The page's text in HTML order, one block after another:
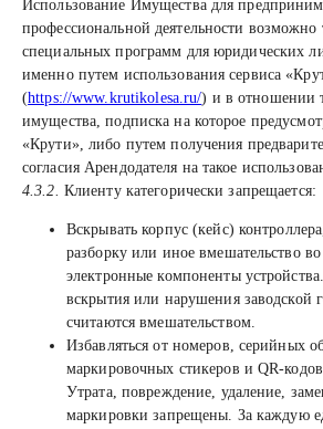
Использование Имущества для
профессиональной деятельности возможно
специальных программ для юридических
именно путем использования сервиса
(https://www.krutikolesa.ru/) и в отношении
имущества, подписка на которое
«Крути», либо путем получения
согласия Арендодателя на такое
4.3.2. Клиенту категорически запрещается:
Вскрывать корпус (кейс)
разборку или иное вмешательство
электронные компоненты
вскрытия или нарушения заводской
считаются вмешательством.
Избавляться от номеров, серийных
маркировочных стикеров и QR-
Утрата, повреждение, удаление,
маркировки запрещены. За каждую